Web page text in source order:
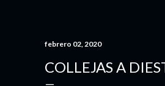
febrero 02, 2020
COLLEJAS A